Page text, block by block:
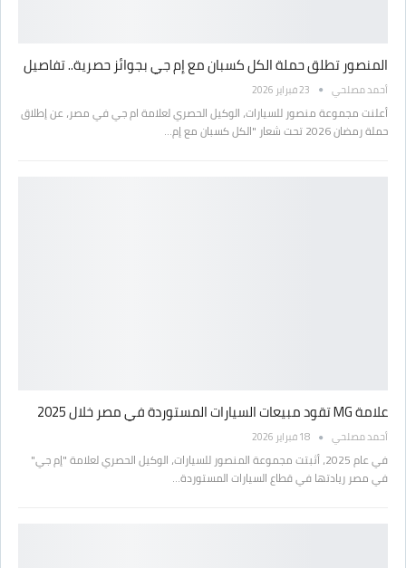
المنصور تطلق حملة الكل كسبان مع إم جي بجوائز حصرية.. تفاصيل
أحمد مصلحي 23 فبراير 2026
أعلنت مجموعة منصور للسيارات، الوكيل الحصري لعلامة ام جي في مصر، عن إطلاق
حملة رمضان 2026 تحت شعار "الكل كسبان مع إم…
علامة MG تقود مبيعات السيارات المستوردة في مصر خلال 2025
أحمد مصلحي 18 فبراير 2026
في عام 2025، أثبتت مجموعة المنصور للسيارات، الوكيل الحصري لعلامة "إم جي"
في مصر ريادتها في قطاع السيارات المستوردة…